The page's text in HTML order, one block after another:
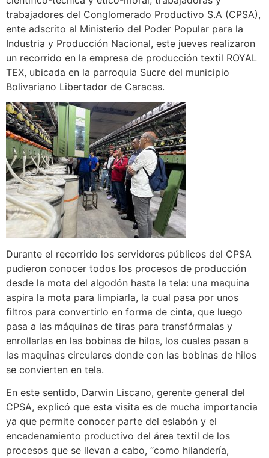
trabajadores del Conglomerado Productivo S.A (CPSA),
ente adscrito al Ministerio del Poder Popular para la
Industria y Producción Nacional, este jueves realizaron
un recorrido en la empresa de producción textil ROYAL
TEX, ubicada en la parroquia Sucre del municipio
Bolivariano Libertador de Caracas.
Durante el recorrido los servidores públicos del CPSA
pudieron conocer todos los procesos de producción
desde la mota del algodón hasta la tela: una maquina
aspira la mota para limpiarla, la cual pasa por unos
filtros para convertirlo en forma de cinta, que luego
pasa a las máquinas de tiras para transfórmalas y
enrollarlas en las bobinas de hilos, los cuales pasan a
las maquinas circulares donde con las bobinas de hilos
se convierten en tela.
En este sentido, Darwin Liscano, gerente general del
CPSA, explicó que esta visita es de mucha importancia
ya que permite conocer parte del eslabón y el
encadenamiento productivo del área textil de los
procesos que se llevan a cabo, “como hilandería,